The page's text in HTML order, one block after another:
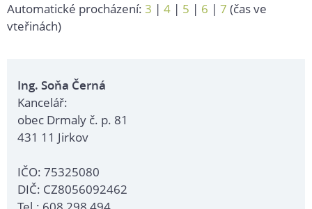
Automatické procházení: 3 | 4 | 5 | 6 | 7 (čas ve
vteřinách)
Ing. Soňa Černá
Kancelář:
obec Drmaly č. p. 81
431 11 Jirkov
IČO: 75325080
DIČ: CZ8056092462